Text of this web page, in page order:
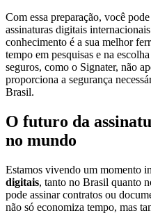
Com essa preparação, você
assinaturas digitais
conhecimento é a sua melhor
tempo em pesquisas e na
seguros, como o Signater, não
proporciona a segurança
Brasil.
O futuro da
no mundo
Estamos vivendo um momento
digitais, tanto no Brasil quanto
pode assinar contratos ou
não só economiza tempo, mas